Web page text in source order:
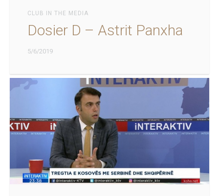
CLUB IN THE MEDIA
Dosier D – Astrit Panxha
5/6/2019